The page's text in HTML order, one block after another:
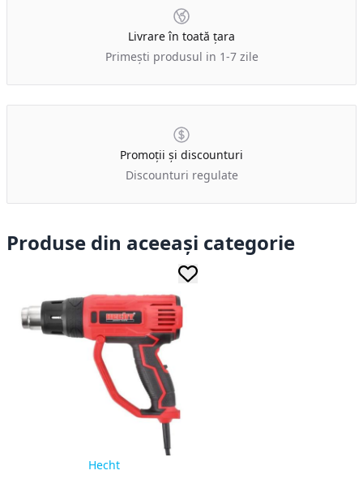
Livrare în toată țara
Primești produsul in 1-7 zile
Promoții și discounturi
Discounturi regulate
Produse din aceeași categorie
Hecht